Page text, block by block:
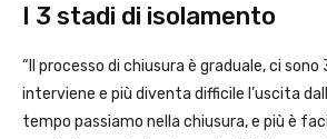
I 3 stadi di isolamento
“Il processo di chiusura è graduale, ci
interviene e più diventa difficile l’uscita
tempo passiamo nella chiusura, e più è